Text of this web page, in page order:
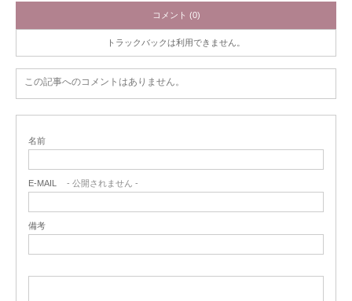
コメント (0)
トラックバックは利用できません。
この記事へのコメントはありません。
名前
E-MAIL - 公開されません -
備考